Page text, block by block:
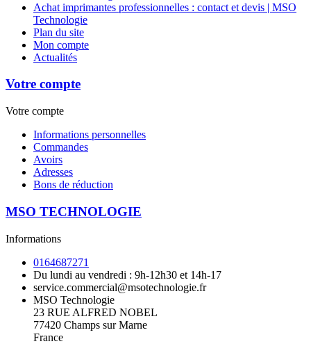
Achat imprimantes professionnelles : contact et devis | MSO
Technologie
Plan du site
Mon compte
Actualités
Votre compte
Votre compte
Informations personnelles
Commandes
Avoirs
Adresses
Bons de réduction
MSO TECHNOLOGIE
Informations
0164687271
Du lundi au vendredi : 9h-12h30 et 14h-17
service.commercial@msotechnologie.fr
MSO Technologie
23 RUE ALFRED NOBEL
77420 Champs sur Marne
France